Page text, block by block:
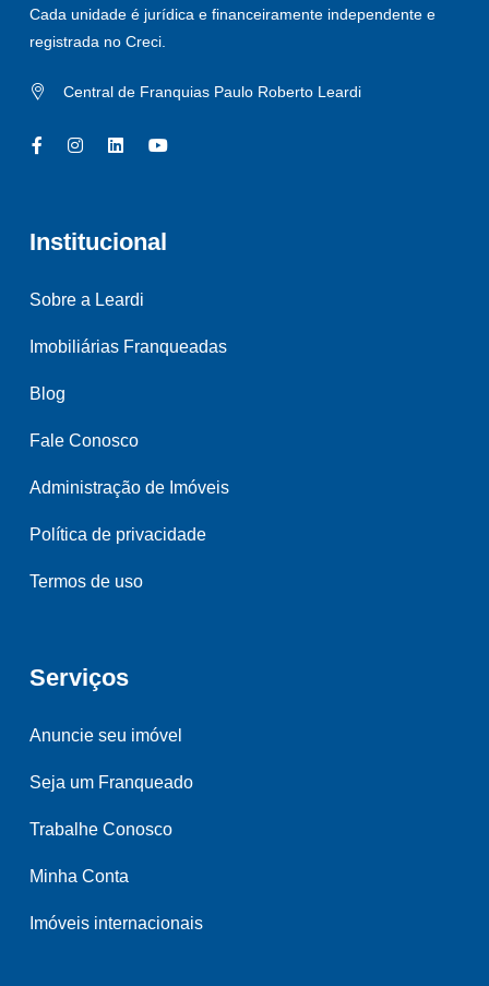
Cada unidade é jurídica e financeiramente independente e
registrada no Creci.
Central de Franquias Paulo Roberto Leardi
Institucional
Sobre a Leardi
Imobiliárias Franqueadas
Blog
Fale Conosco
Administração de Imóveis
Política de privacidade
Termos de uso
Serviços
Anuncie seu imóvel
Seja um Franqueado
Trabalhe Conosco
Minha Conta
Imóveis internacionais